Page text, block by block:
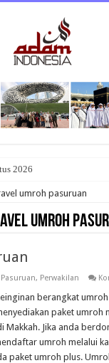
2026
umroh pasuruan
umroh
Pasuruan, Perwakilan
berangkat umroh
paket umroh
Makkah. Jika anda
umroh melalui
paket umroh plus.